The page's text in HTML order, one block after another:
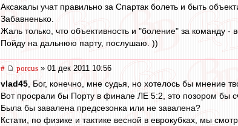
Аксакалы учат правильно за Спартак болеть и быть
Забавненько.
Жаль только, что объективность и "боление" за команду
Пойду на дальнюю парту, послушаю. ))
# porcus » 01 дек 2011 10:56
vlad45, Бог, конечно, мне судья, но хотелось бы мнение
Вот просрали бы Порту в финале ЛЕ 5:2, это позором бы
Была бы завалена предсезонка или не завалена?
Кстати, по физике и тактике весной в еврокубках, мы